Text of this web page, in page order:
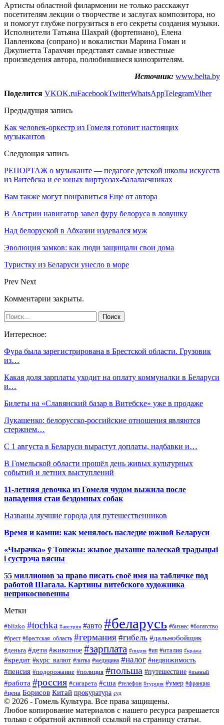
Артисты областной филармонии не только расскажут
посетителям лекции о творчестве и заслугах композитора, но
и помогут глубже погрузиться в его секреты создания музыки.
Исполнители Татьяна Шахрай (фортепиано), Елена
Павленкова (сопрано) и вокалистки Марина Гоман и
Джулиетта Тарахчян представят самые известные
произведения автора, полюбившиеся кинозрителям.
Источник: www.belta.by
Поделится VKOK.ruFacebookTwitterWhatsAppTelegramViber
Предыдущая запись
Как человек-оркестр из Гомеля готовит настоящих
музыкантов
Следующая запись
РЕПОРТАЖ о музыканте — педагоге детской школы искусств
из Витебска и ее юных виртуозах-балалаечниках
Вам также могут понравиться Еще от автора
В Австрии навигатор завел фуру белоруса в ловушку
Над белоруской в Абхазии издевался муж
Эволюция замков: как люди защищали свои дома
Туристку из Беларуси унесло в море
Prev Next
Комментарии закрыты.
Интересное:
Фура была зарегистрирована в Брестской области. Грузовик
из…
Какая доля зарплаты уходит на оплату коммуналки в Беларуси
и…
Билеты на «Славянский базар в Витебске» уже в продаже
Лукашенко: белорусско-российские отношения являются
стержнем…
С 1 августа в Беларуси вырастут доплаты, надбавки и…
В Гомельской области прошёл день живых культурных
событий и летних выступлений
11-летняя девочка из Гомеля чудом выжила после
нападения стаи бездомных собак
Названы лучшие города для путешественников
Время и камни: как менялось наследие южной Беларуси
«Чырачка» ў Тонежы: жывое дыханне палескай традыцыі
і сустрэча вясны
55 миллионов за право писать своё имя на табличке под
работой Шагала. Картины витебского художника
неприкосновенны
Метки
#blizko #tochka #австрия #авто #беларусь #бизнес #богатство
#брест #брестская_область #германия #гибель #дальнобойщик
#деньга #дети #животное #зарплата #индия #ип #италия #кража
#кредит #курс_валют #литва #медицина #налог #недвижимость
#пенсия #подорожание #полиция #польша #путешествие #пьяный
#работа #россия #сигарета #сша #телефон #турция #умер #франция
#цена Борисов Китай прокуратура суд
© 2026 - Гомель Культура. Все права защищены.
Любое копирование материалов с нашего ресурса разрешается
только с обратной активной ссылкой на страницу статьи.